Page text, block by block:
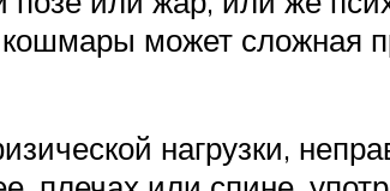
кошмары может сложная
нагрузки,